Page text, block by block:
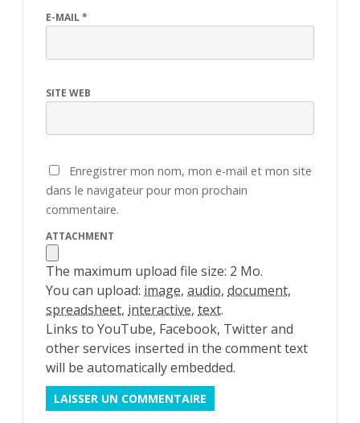
E-MAIL*
SITE WEB
Enregistrer mon nom, mon e-mail et mon site
dans le navigateur pour mon prochain
commentaire.
ATTACHMENT
The maximum upload file size: 2 Mo.
You can upload: image, audio, document,
spreadsheet, interactive, text.
Links to YouTube, Facebook, Twitter and
other services inserted in the comment text
will be automatically embedded.